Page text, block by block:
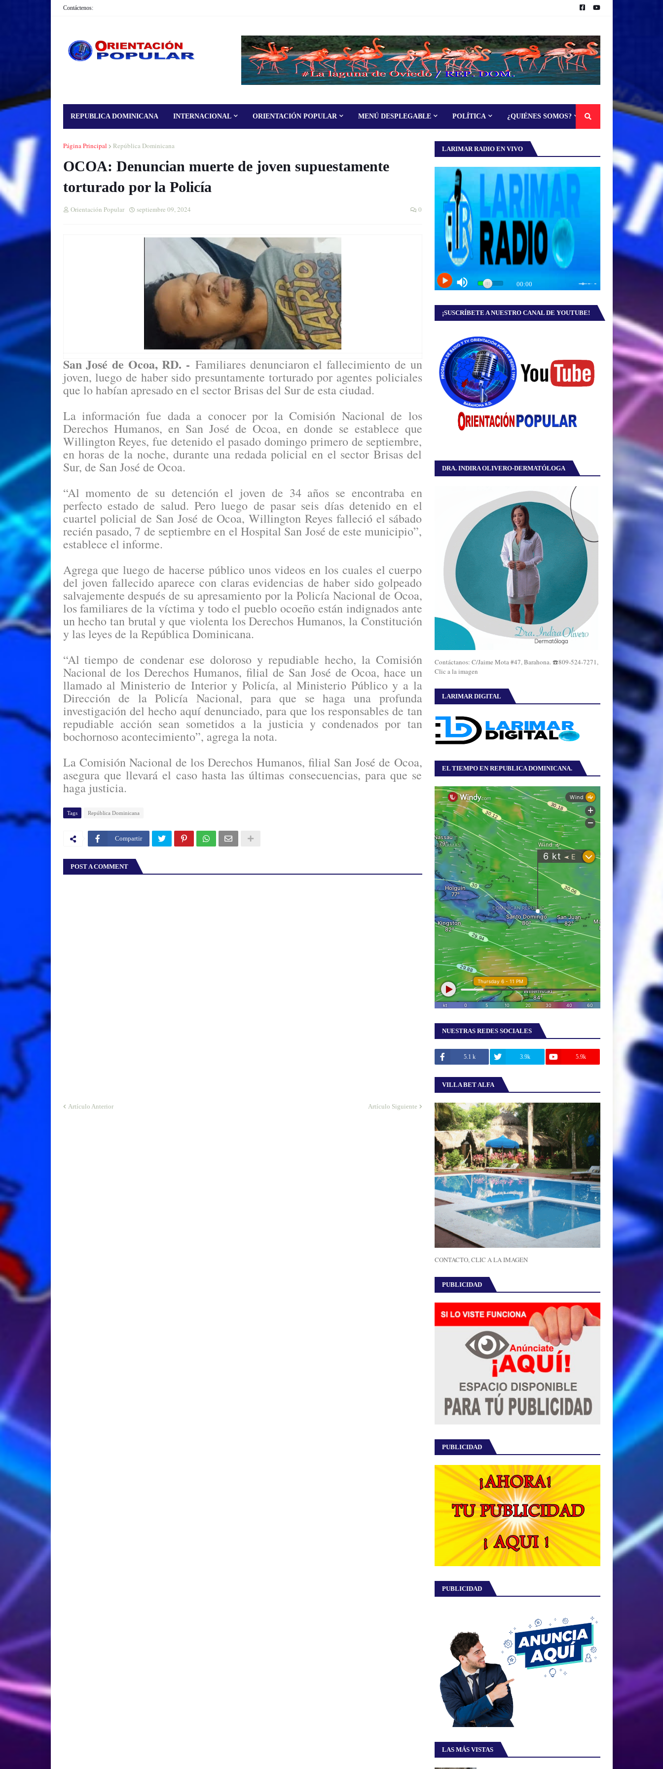
Contáctenos:
REPUBLICA DOMINICANA INTERNACIONAL ORIENTACIÓN POPULAR MENÚ DESPLEGABLE POLÍTICA ¿QUIÉNES SOMOS?
Página Principal República Dominicana
OCOA: Denuncian muerte de joven supuestamente
torturado por la Policía
Orientación Popular septiembre 09, 2024 0
San José de Ocoa, RD. - Familiares denunciaron el fallecimiento de un
joven, luego de haber sido presuntamente torturado por agentes policiales
que lo habían apresado en el sector Brisas del Sur de esta ciudad.
La información fue dada a conocer por la Comisión Nacional de los
Derechos Humanos, en San José de Ocoa, en donde se establece que
Willington Reyes, fue detenido el pasado domingo primero de septiembre,
en horas de la noche, durante una redada policial en el sector Brisas del
Sur, de San José de Ocoa.
“Al momento de su detención el joven de 34 años se encontraba en
perfecto estado de salud. Pero luego de pasar seis días detenido en el
cuartel policial de San José de Ocoa, Willington Reyes falleció el sábado
recién pasado, 7 de septiembre en el Hospital San José de este municipio”,
establece el informe.
Agrega que luego de hacerse público unos videos en los cuales el cuerpo
del joven fallecido aparece con claras evidencias de haber sido golpeado
salvajemente después de su apresamiento por la Policía Nacional de Ocoa,
los familiares de la víctima y todo el pueblo ocoeño están indignados ante
un hecho tan brutal y que violenta los Derechos Humanos, la Constitución
y las leyes de la República Dominicana.
“Al tiempo de condenar ese doloroso y repudiable hecho, la Comisión
Nacional de los Derechos Humanos, filial de San José de Ocoa, hace un
llamado al Ministerio de Interior y Policía, al Ministerio Público y a la
Dirección de la Policía Nacional, para que se haga una profunda
investigación del hecho aquí denunciado, para que los responsables de tan
repudiable acción sean sometidos a la justicia y condenados por tan
bochornoso acontecimiento”, agrega la nota.
La Comisión Nacional de los Derechos Humanos, filial San José de Ocoa,
asegura que llevará el caso hasta las últimas consecuencias, para que se
haga justicia.
Tags República Dominicana
Compartir
POST A COMMENT
Artículo Anterior Artículo Siguiente
LARIMAR RADIO EN VIVO
¡SUSCRÍBETE A NUESTRO CANAL DE YOUTUBE!
DRA. INDIRA OLIVERO-DERMATÓLOGA
Contáctanos: C/Jaime Mota #47, Barahona. ☎️809-524-7271,
Clic a la imagen
LARIMAR DIGITAL
EL TIEMPO EN REPUBLICA DOMINICANA.
NUESTRAS REDES SOCIALES
5.1 k 3.9k 5.9k
VILLA BET ALFA
CONTACTO, CLIC A LA IMAGEN
PUBLICIDAD
PUBLICIDAD
PUBLICIDAD
LAS MÁS VISTAS